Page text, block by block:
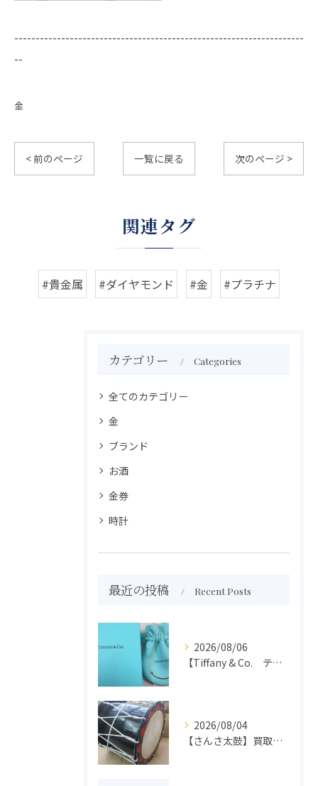
--------------------------------------------------------------------
--
金
< 前のページ 一覧に戻る 次のページ >
関連タグ
#貴金属 #ダイヤモンド #金 #プラチナ
カテゴリー Categories
全てのカテゴリー
金
ブランド
お酒
金券
時計
最近の投稿 Recent Posts
2026/08/06
【Tiffany & Co. ティファニー】買取 大吉盛岡店 アクセサリー買取しました！！
2026/08/04
【さんさ太鼓】買取 大吉盛岡店 楽器 買取します！！